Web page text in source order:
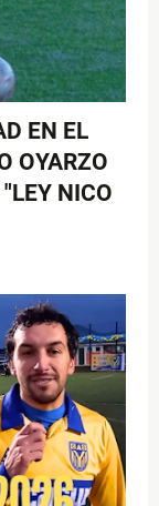
EN EL
OYARZO
NICO